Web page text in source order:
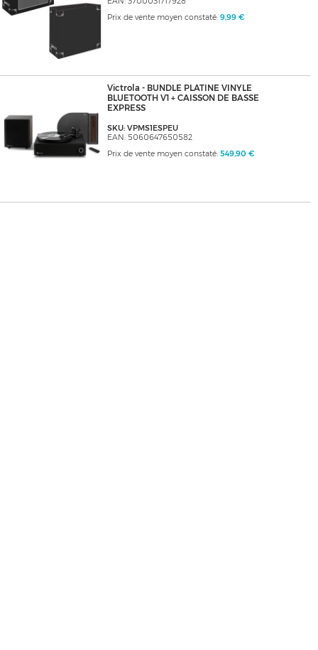
Prix de vente moyen constaté: 9,99 €
Victrola - BUNDLE PLATINE VINYLE
BLUETOOTH V1 + CAISSON DE BASSE
EXPRESS
SKU: VPMS1ESPEU
EAN: 5060647650582
Prix de vente moyen constaté: 549,90 €